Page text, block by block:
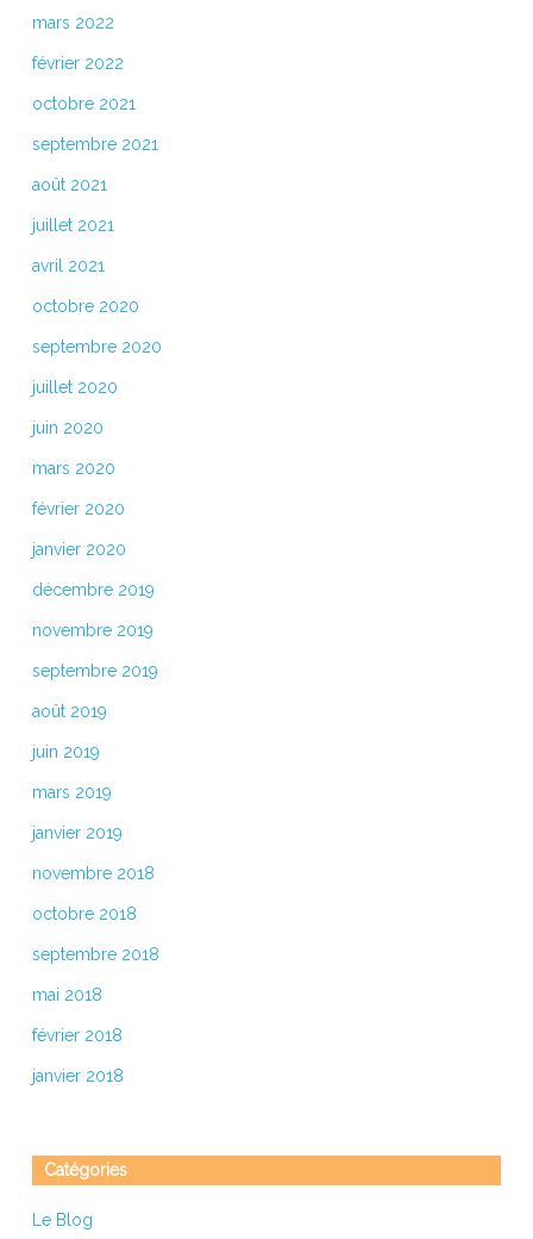
mars 2022
février 2022
octobre 2021
septembre 2021
août 2021
juillet 2021
avril 2021
octobre 2020
septembre 2020
juillet 2020
juin 2020
mars 2020
février 2020
janvier 2020
décembre 2019
novembre 2019
septembre 2019
août 2019
juin 2019
mars 2019
janvier 2019
novembre 2018
octobre 2018
septembre 2018
mai 2018
février 2018
janvier 2018
Catégories
Le Blog